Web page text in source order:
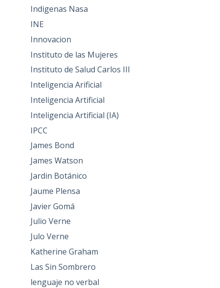
Indigenas Nasa
INE
Innovacion
Instituto de las Mujeres
Instituto de Salud Carlos III
Inteligencia Arificial
Inteligencia Artificial
Inteligencia Artificial (IA)
IPCC
James Bond
James Watson
Jardin Botánico
Jaume Plensa
Javier Gomá
Julio Verne
Julo Verne
Katherine Graham
Las Sin Sombrero
lenguaje no verbal